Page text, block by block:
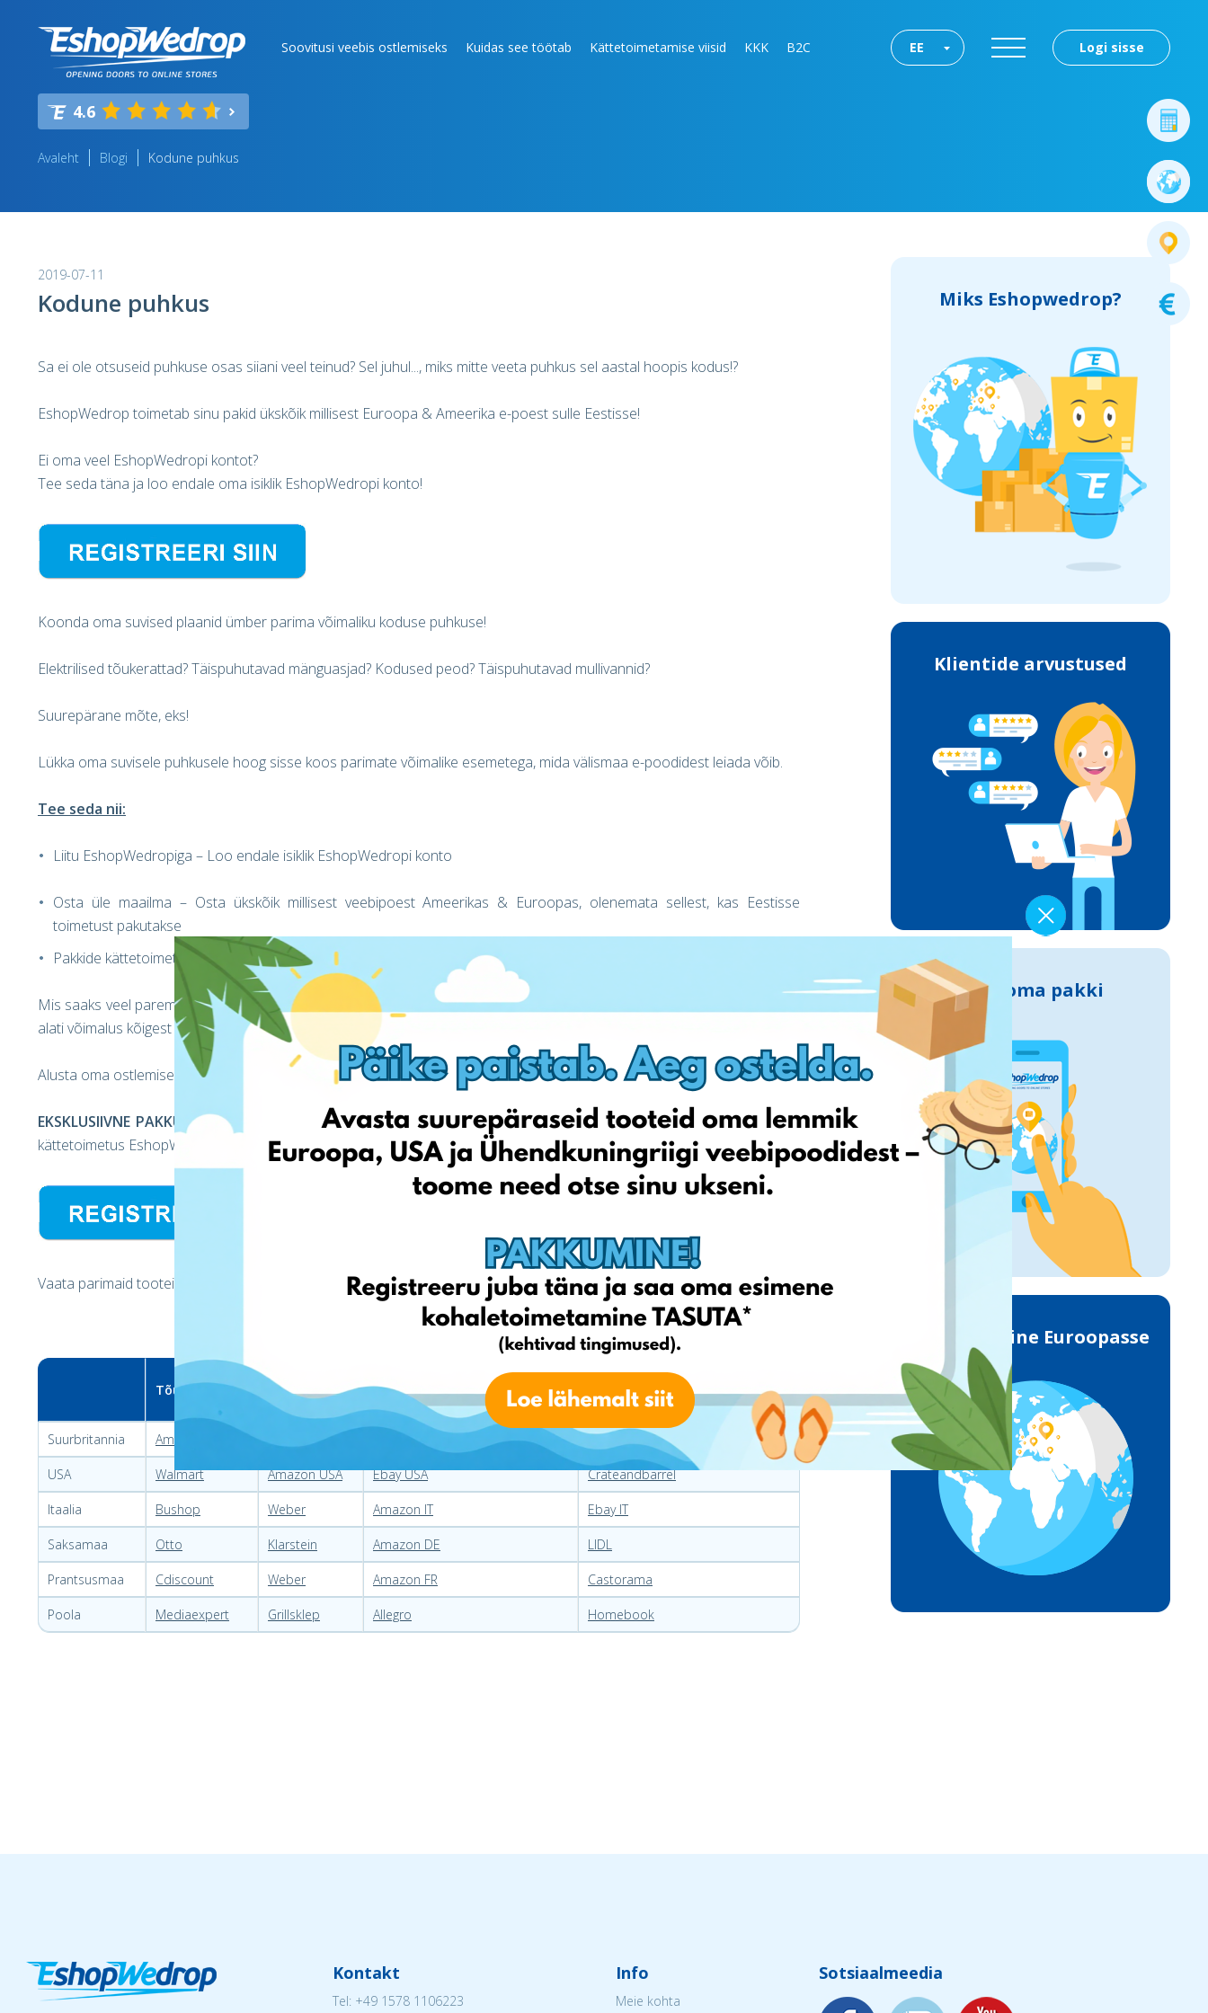
Soovitusi veebis ostlemiseks Kuidas see töötab Kättetoimetamise viisid KKK B2C Logi sisse
EE
4.6
Avaleht Blogi Kodune puhkus
2019-07-11
Kodune puhkus
Sa ei ole otsuseid puhkuse osas siiani veel teinud? Sel juhul..., miks mitte veeta puhkus sel aastal hoopis kodus!?
EshopWedrop toimetab sinu pakid ükskõik millisest Euroopa & Ameerika e-poest sulle Eestisse!
Ei oma veel EshopWedropi kontot?
Tee seda täna ja loo endale oma isiklik EshopWedropi konto!
Koonda oma suvised plaanid ümber parima võimaliku koduse puhkuse!
Elektrilised tõukerattad? Täispuhutavad mänguasjad? Kodused peod? Täispuhutavad mullivannid?
Suurepärane mõte, eks!
Lükka oma suvisele puhkusele hoog sisse koos parimate võimalike esemetega, mida välismaa e-poodidest leiada võib.
Tee seda nii:
Liitu EshopWedropiga – Loo endale isiklik EshopWedropi konto
Osta üle maailma – Osta ükskõik millisest veebipoest Ameerikas & Euroopas, olenemata sellest, kas Eestisse
toimetust pakutakse
Pakkide kättetoimetus - EshopWedrop toimetab sinu pakid Eestisse hinnaga alates 5.99€!
Mis saaks veel parem olla? Noh, näiteks saad sa veelgi enam kokku hoida, kui tellid oma pakid Eesti poole koos ja sul on
alati võimalus kõigest ülevaadet omada oma kontol!
Alusta oma ostlemise teekonda juba täna!
EKSKLUSIIVNE PAKKUMINE– Kui sa veel ei ole seda teinud, siis miks mitte reigistreerida täna ja saada oma esimene
kättetoimetus EshopWedropiga TASUTA* ( kohalduvad tingimused ) .
Vaata parimaid tooteid suurepäraseks suviseks koduseks puhkuseks:
Tõukerattad Grillid Täispuhutavad mullivannid Õuemööbel ja muu varustus
Suurbritannia Amazon UK Wayfair George
USA Walmart Amazon USA Ebay USA Crateandbarrel
Itaalia Bushop Weber Amazon IT Ebay IT
Saksamaa Otto Klarstein Amazon DE LIDL
Prantsusmaa Cdiscount Weber Amazon FR Castorama
Poola Mediaexpert Grillsklep Allegro Homebook
Miks Eshopwedrop?
Klientide arvustused
Jälgi oma pakki
Toimetamine Euroopasse
Kontakt
Tel: +49 1578 1106223
Info
Meie kohta
Sotsiaalmeedia